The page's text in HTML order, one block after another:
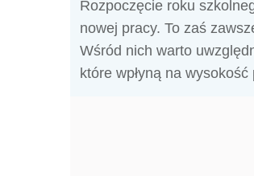
Rozpoczęcie roku
nowej pracy. To zaś
Wśród nich warto
które wpłyną na